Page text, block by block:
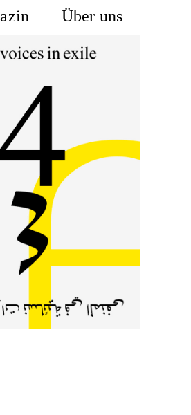
Über uns